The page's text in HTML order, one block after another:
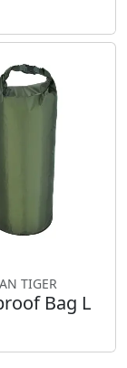
TIGER
Bag L